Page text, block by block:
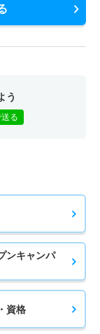
う
る
ンキャンパ
資格